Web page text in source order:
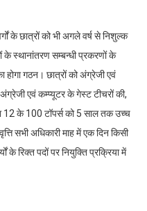
के छात्रों को भी अगले वर्ष से निशुल्क
के स्थानांतरण सम्बन्धी प्रकरणों के
होगा गठन। छात्रों को अंग्रेजी एवं
अंग्रेजी एवं कम्प्यूटर के गेस्ट टीचरों की,
12 के 100 टॉपर्स को 5 साल तक उच्च
सभी अधिकारी माह में एक दिन किसी
के रिक्त पदों पर नियुक्ति प्रक्रिया में